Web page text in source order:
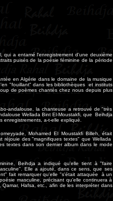
qui a entamé l'enregistrement d'une deuxième
puisés de la poésie féminine de la période
en Algérie dans le domaine de la musique
"fouillant" dans les bibliothèques et instituts
de poèmes chantés chez nous depuis plus
andalouse, la chanteuse a retrouvé de "très
Wellada Bint El-Moustakfi, que Beihdja
enregistrements, a-t-elle expliqué.
Mohamed El Moustakfi Billeh, était
réjouie des "magnifiques textes" que Wellada
textes dans son dernier album dans le mode
Beihdja a indiqué qu'elle tient à "faire
Elle a ajouté, dans ce sens, que ses
fait remarquer qu'elle "s'était attaquée à un
masculine, précisant qu'elle continuera à
Hafsa, etc., afin de les interpréter dans